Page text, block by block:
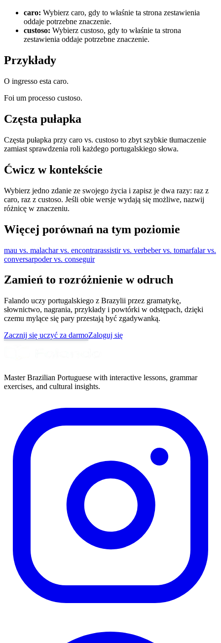
caro: Wybierz caro, gdy to właśnie ta strona zestawienia
oddaje potrzebne znaczenie.
custoso: Wybierz custoso, gdy to właśnie ta strona
zestawienia oddaje potrzebne znaczenie.
Przykłady
O ingresso esta caro.
Foi um processo custoso.
Częsta pułapka
Częsta pułapka przy caro vs. custoso to zbyt szybkie tłumaczenie
zamiast sprawdzenia roli każdego portugalskiego słowa.
Ćwicz w kontekście
Wybierz jedno zdanie ze swojego życia i zapisz je dwa razy: raz z
caro, raz z custoso. Jeśli obie wersje wydają się możliwe, nazwij
różnicę w znaczeniu.
Więcej porównań na tym poziomie
mau vs. malachar vs. encontrarassistir vs. verbeber vs. tomarfalar vs.
conversarpoder vs. conseguir
Zamień to rozróżnienie w odruch
Falando uczy portugalskiego z Brazylii przez gramatykę,
słownictwo, nagrania, przykłady i powtórki w odstępach, dzięki
czemu mylące się pary przestają być zgadywanką.
Zacznij się uczyć za darmoZaloguj się
Master Brazilian Portuguese with interactive lessons, grammar
exercises, and cultural insights.